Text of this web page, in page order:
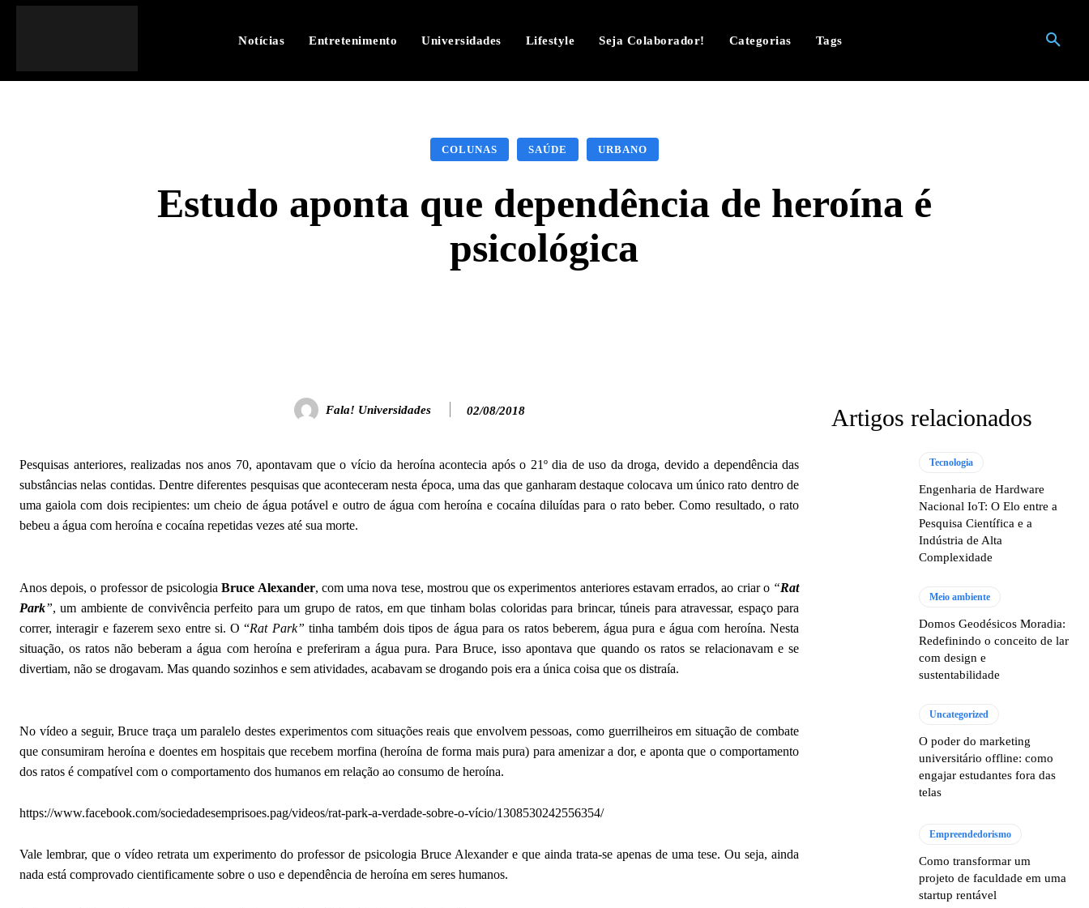
Notícias Entretenimento Universidades Lifestyle Seja Colaborador! Categorias Tags
COLUNAS SAÚDE URBANO
Estudo aponta que dependência de heroína é
psicológica
Fala! Universidades 02/08/2018
Pesquisas anteriores, realizadas nos anos 70, apontavam que o vício da heroína acontecia após o 21º dia de uso da droga, devido a dependência das
substâncias nelas contidas. Dentre diferentes pesquisas que aconteceram nesta época, uma das que ganharam destaque colocava um único rato dentro de
uma gaiola com dois recipientes: um cheio de água potável e outro de água com heroína e cocaína diluídas para o rato beber. Como resultado, o rato
bebeu a água com heroína e cocaína repetidas vezes até sua morte.
Anos depois, o professor de psicologiaBruce Alexander, com uma nova tese, mostrou que os experimentos anteriores estavam errados, ao criar o “Rat
Park”, um ambiente de convivência perfeito para um grupo de ratos, em que tinham bolas coloridas para brincar, túneis para atravessar, espaço para
correr, interagir e fazerem sexo entre si. O “Rat Park” tinha também dois tipos de água para os ratos beberem, água pura e água com heroína. Nesta
situação, os ratos não beberam a água com heroína e preferiram a água pura. Para Bruce, isso apontava que quando os ratos se relacionavam e se
divertiam, não se drogavam. Mas quando sozinhos e sem atividades, acabavam se drogando pois era a única coisa que os distraía.
No vídeo a seguir, Bruce traça um paralelo destes experimentos com situações reais que envolvem pessoas, como guerrilheiros em situação de combate
que consumiram heroína e doentes em hospitais que recebem morfina (heroína de forma mais pura) para amenizar a dor, e aponta que o comportamento
dos ratos é compatível com o comportamento dos humanos em relação ao consumo de heroína.
https://www.facebook.com/sociedadesemprisoes.pag/videos/rat-park-a-verdade-sobre-o-vício/1308530242556354/
Vale lembrar, que o vídeo retrata um experimento do professor de psicologia Bruce Alexander e que ainda trata-se apenas de uma tese. Ou seja, ainda
nada está comprovado cientificamente sobre o uso e dependência de heroína em seres humanos.
Artigos relacionados
Tecnologia
Engenharia de Hardware
Nacional IoT: O Elo entre a
Pesquisa Científica e a
Indústria de Alta
Complexidade
Meio ambiente
Domos Geodésicos Moradia:
Redefinindo o conceito de lar
com design e
sustentabilidade
Uncategorized
O poder do marketing
universitário offline: como
engajar estudantes fora das
telas
Empreendedorismo
Como transformar um
projeto de faculdade em uma
startup rentável